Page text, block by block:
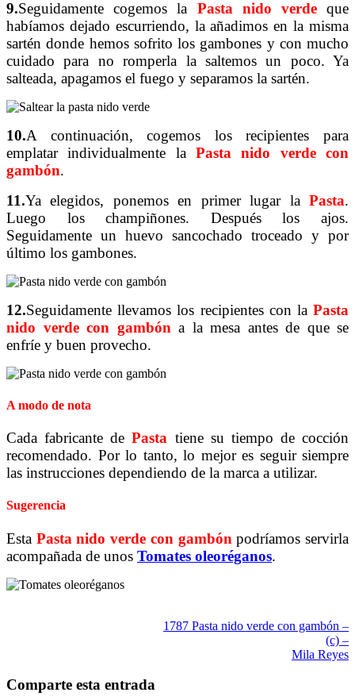
9.Seguidamente cogemos la Pasta nido verdeque
habíamos dejado escurriendo, la añadimos en la misma
sartén donde hemos sofrito los gambones y con mucho
cuidado para no romperla la saltemos un poco. Ya
salteada, apagamos el fuego y separamos la sartén.
10.A continuación, cogemos los recipientes para
emplatar individualmente laPasta nido verde con
gambón.
11.Ya elegidos, ponemos en primer lugar la Pasta.
Luego los champiñones. Después los ajos.
Seguidamente un huevo sancochado troceado y por
último los gambones.
12.Seguidamente llevamos los recipientes con laPasta
nido verde con gambóna la mesa antes de que se
enfríe y buen provecho.
A modo de nota
Cada fabricante dePasta tiene su tiempo de cocción
recomendado. Por lo tanto, lo mejor es seguir siempre
las instrucciones dependiendo de la marca a utilizar.
Sugerencia
Esta Pasta nido verde con gambón podríamos servirla
acompañada de unos Tomates oleoréganos.
1787 Pasta nido verde con gambón –
(c) –
Mila Reyes
Comparte esta entrada